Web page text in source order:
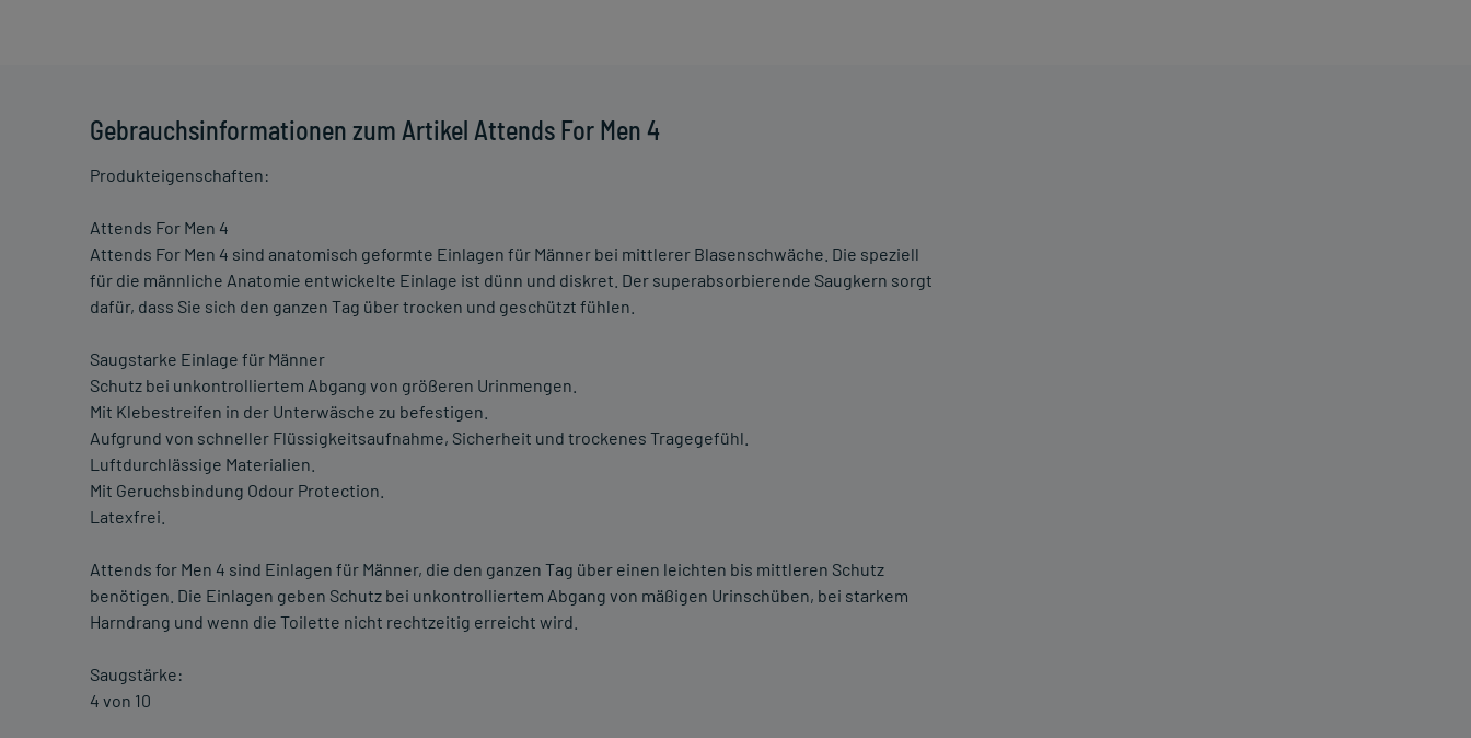
Gebrauchsinformationen zum Artikel Attends For Men 4
Produkteigenschaften:
Attends For Men 4
Attends For Men 4 sind anatomisch geformte Einlagen für Männer bei mittlerer Blasenschwäche. Die speziell
für die männliche Anatomie entwickelte Einlage ist dünn und diskret. Der superabsorbierende Saugkern sorgt
dafür, dass Sie sich den ganzen Tag über trocken und geschützt fühlen.
Saugstarke Einlage für Männer
Schutz bei unkontrolliertem Abgang von größeren Urinmengen.
Mit Klebestreifen in der Unterwäsche zu befestigen.
Aufgrund von schneller Flüssigkeitsaufnahme, Sicherheit und trockenes Tragegefühl.
Luftdurchlässige Materialien.
Mit Geruchsbindung Odour Protection.
Latexfrei.
Attends for Men 4 sind Einlagen für Männer, die den ganzen Tag über einen leichten bis mittleren Schutz
benötigen. Die Einlagen geben Schutz bei unkontrolliertem Abgang von mäßigen Urinschüben, bei starkem
Harndrang und wenn die Toilette nicht rechtzeitig erreicht wird.
Saugstärke:
4 von 10